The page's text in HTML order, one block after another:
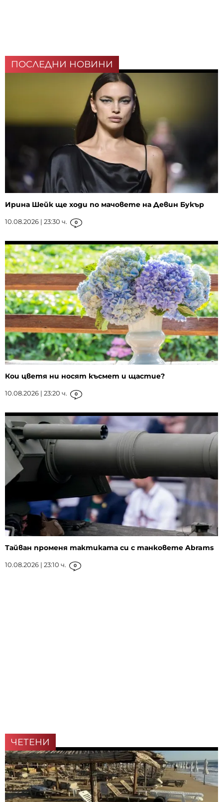
ПОСЛЕДНИ НОВИНИ
Ирина Шейк ще ходи по мачовете на Девин Букър
10.08.2026 | 23:30 ч. 0
Кои цветя ни носят късмет и щастие?
10.08.2026 | 23:20 ч. 0
Тайван променя тактиката си с танковете Abrams
10.08.2026 | 23:10 ч. 0
ЧЕТЕНИ